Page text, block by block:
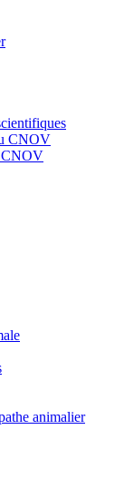
CNOV
CNOV
animalier